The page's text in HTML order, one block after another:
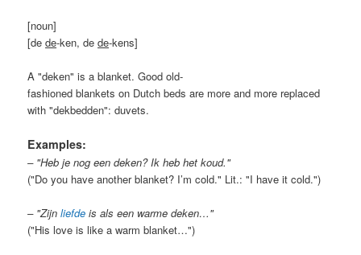
[noun]
[dede-ken, dede-kens]
A "deken" is a blanket. Good old-
fashioned blankets on Dutch beds are more and more replaced
with "dekbedden": duvets.
Examples:
– "Heb je nog een deken? Ik heb het koud."
("Do you have another blanket? I’m cold." Lit.: "I have it cold.")
– "Zijnliefde is als een warme deken…"
("His love is like a warm blanket…")